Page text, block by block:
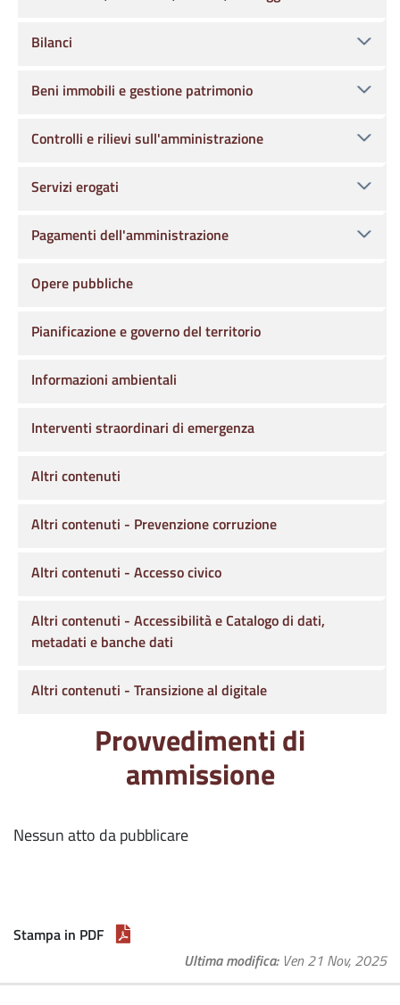
Provvedimenti di
ammissione
Nessun atto da pubblicare
Stampa in PDF
Ultima modifica Ven 21 Nov, 2025
Bilanci
Beni immobili e gestione patrimonio
Controlli e rilievi sull'amministrazione
Servizi erogati
Pagamenti dell'amministrazione
Opere pubbliche
Pianificazione e governo del territorio
Informazioni ambientali
Interventi straordinari di emergenza
Altri contenuti
Altri contenuti - Prevenzione corruzione
Altri contenuti - Accesso civico
Altri contenuti - Accessibilità e Catalogo di dati,
metadati e banche dati
Altri contenuti - Transizione al digitale